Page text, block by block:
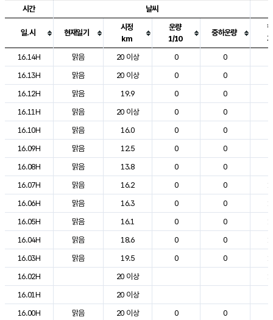
도시별 기상실황표로 지점, 날씨, 기온, 강수, 바람, 기압등을 안내한 표입
시간 날씨
일.시 현재일기
시정
km
운량
1/10
중하운량
16.14H
맑음 20 이상 0 0
16.13H
맑음 20 이상 0 0
16.12H
맑음 19.9 0 0
16.11H
맑음 20 이상 0 0
16.10H
맑음 16.0 0 0
16.09H
맑음 12.5 0 0
16.08H
맑음 13.8 0 0
16.07H
맑음 16.2 0 0
16.06H
맑음 16.3 0 0
16.05H
맑음 16.1 0 0
16.04H
맑음 18.6 0 0
16.03H
맑음 19.5 0 0
16.02H
20 이상
16.01H
20 이상
16.00H
맑음 20 이상 0 0